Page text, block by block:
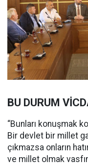
BU DURUM
“Bunları konuşmak
Bir devlet bir millet
çıkmazsa onların
ve millet olmak